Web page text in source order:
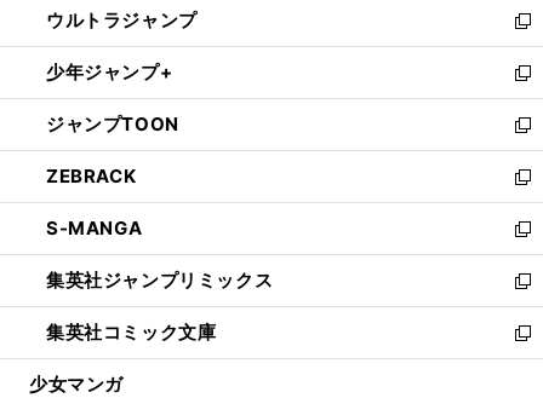
く
で
開
く
ド
ウ
で
開
く
ィ
ン
ド
ウ
で
開
く
い
ウ
ィ
ン
ド
ウ
で
開
く
ウルトラジャンプ
新
し
い
ウ
ィ
ン
ド
ウ
で
開
く
少年ジャンプ+
新
し
い
ウ
ィ
ン
ド
ウ
で
開
く
ジャンプTOON
新
し
い
ウ
ィ
ン
ド
ウ
で
開
ZEBRACK
新
し
い
ウ
ィ
ン
ド
ウ
S-MANGA
新
し
い
ウ
ィ
ン
集英社ジャンプリミックス
新
し
い
ウ
集英社コミック文庫
新
し
少女マンガ